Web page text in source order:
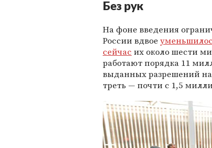
Без рук
На фоне введения
России вдвое
сейчас их около шести
работают порядка 11
выданных разрешений на
треть — почти с 1,5